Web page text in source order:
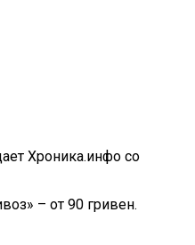
Хроника.инфо со
– от 90 гривен.